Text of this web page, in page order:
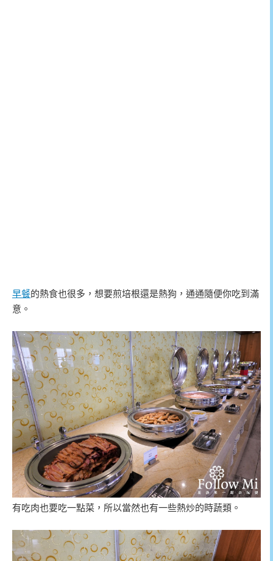
早餐的熱食也很多，想要煎培根還是熱狗，通通隨便你吃到滿
意。
有吃肉也要吃一點菜，所以當然也有一些熱炒的時蔬類。